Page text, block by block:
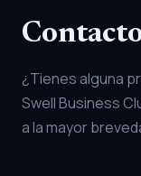
¿Tienes alguna
Swell Business
a la mayor